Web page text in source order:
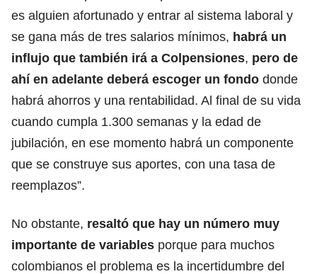
es alguien afortunado y entrar al sistema laboral y
se gana más de tres salarios mínimos, habrá un
influjo que también irá a Colpensiones, pero de
ahí en adelante deberá escoger un fondo donde
habrá ahorros y una rentabilidad. Al final de su vida
cuando cumpla 1.300 semanas y la edad de
jubilación, en ese momento habrá un componente
que se construye sus aportes, con una tasa de
reemplazos”.
No obstante, resaltó que hay un número muy
importante de variables porque para muchos
colombianos el problema es la incertidumbre del